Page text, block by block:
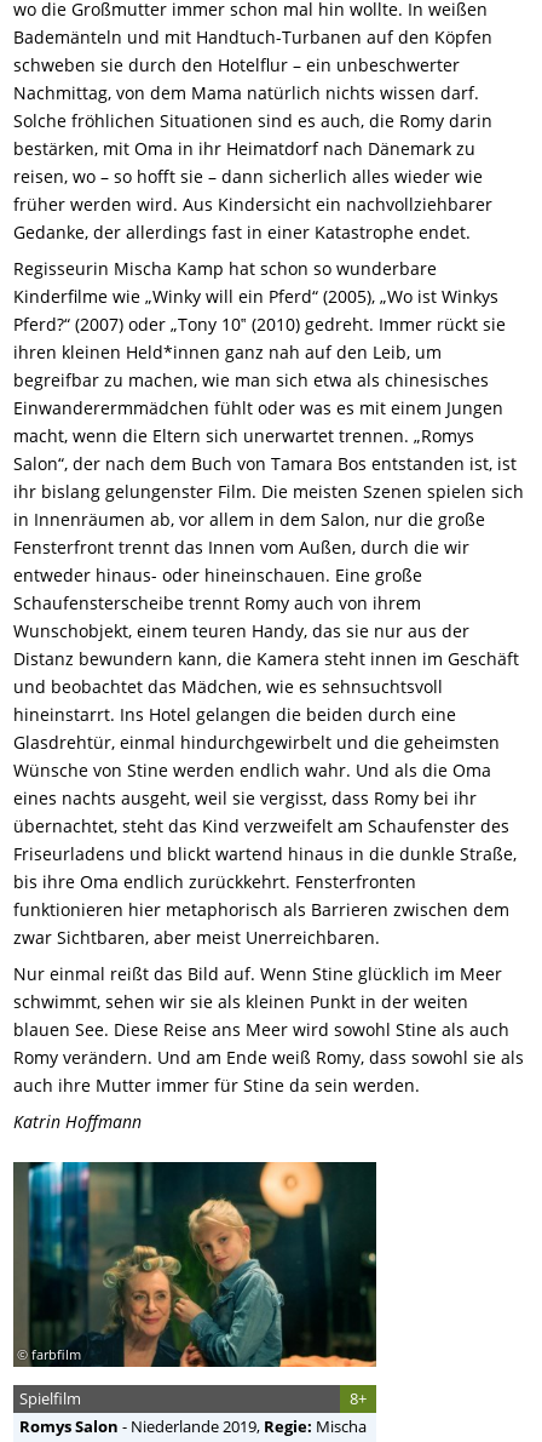
wo die Großmutter immer schon mal hin wollte. In weißen
Bademänteln und mit Handtuch-Turbanen auf den Köpfen
schweben sie durch den Hotelflur – ein unbeschwerter
Nachmittag, von dem Mama natürlich nichts wissen darf.
Solche fröhlichen Situationen sind es auch, die Romy darin
bestärken, mit Oma in ihr Heimatdorf nach Dänemark zu
reisen, wo – so hofft sie – dann sicherlich alles wieder wie
früher werden wird. Aus Kindersicht ein nachvollziehbarer
Gedanke, der allerdings fast in einer Katastrophe endet.
Regisseurin Mischa Kamp hat schon so wunderbare
Kinderfilme wie „Winky will ein Pferd“ (2005), „Wo ist Winkys
Pferd?“ (2007) oder „Tony 10‟ (2010) gedreht. Immer rückt sie
ihren kleinen Held*innen ganz nah auf den Leib, um
begreifbar zu machen, wie man sich etwa als chinesisches
Einwanderermmädchen fühlt oder was es mit einem Jungen
macht, wenn die Eltern sich unerwartet trennen. „Romys
Salon“, der nach dem Buch von Tamara Bos entstanden ist, ist
ihr bislang gelungenster Film. Die meisten Szenen spielen sich
in Innenräumen ab, vor allem in dem Salon, nur die große
Fensterfront trennt das Innen vom Außen, durch die wir
entweder hinaus- oder hineinschauen. Eine große
Schaufensterscheibe trennt Romy auch von ihrem
Wunschobjekt, einem teuren Handy, das sie nur aus der
Distanz bewundern kann, die Kamera steht innen im Geschäft
und beobachtet das Mädchen, wie es sehnsuchtsvoll
hineinstarrt. Ins Hotel gelangen die beiden durch eine
Glasdrehtür, einmal hindurchgewirbelt und die geheimsten
Wünsche von Stine werden endlich wahr. Und als die Oma
eines nachts ausgeht, weil sie vergisst, dass Romy bei ihr
übernachtet, steht das Kind verzweifelt am Schaufenster des
Friseurladens und blickt wartend hinaus in die dunkle Straße,
bis ihre Oma endlich zurückkehrt. Fensterfronten
funktionieren hier metaphorisch als Barrieren zwischen dem
zwar Sichtbaren, aber meist Unerreichbaren.
Nur einmal reißt das Bild auf. Wenn Stine glücklich im Meer
schwimmt, sehen wir sie als kleinen Punkt in der weiten
blauen See. Diese Reise ans Meer wird sowohl Stine als auch
Romy verändern. Und am Ende weiß Romy, dass sowohl sie als
auch ihre Mutter immer für Stine da sein werden.
Katrin Hoffmann
© farbfilm
8+
Spielfilm
Romys Salon - Niederlande2019, Regie: Mischa